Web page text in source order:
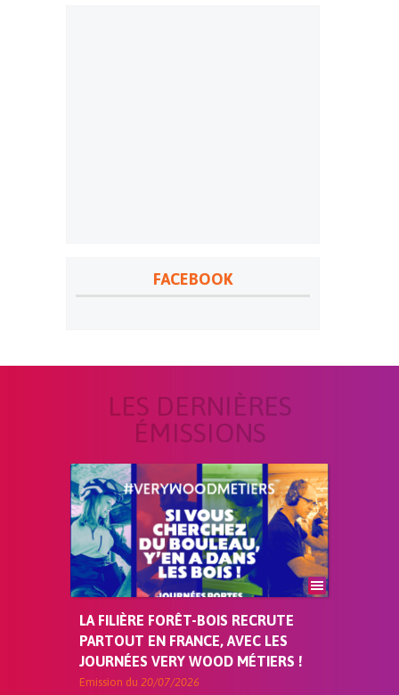
FACEBOOK
LES DERNIÈRES
ÉMISSIONS
LA FILIÈRE FORÊT-BOIS RECRUTE
PARTOUT EN FRANCE, AVEC LES
JOURNÉES VERY WOOD MÉTIERS !
Emission du 20/07/2026